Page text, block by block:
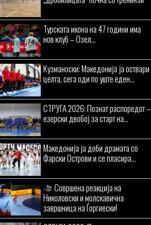
Турската икона на 47 години има
нов клуб – Озел...
Кузманоски: Македонија ја оствари
целта, сега оди по уште еден...
СТРУГА 2026: Познат распоредот –
езерски двобој за старт на...
Македонија ја доби драмата со
Фарски Острови и се пласира...
Совршена реакција на
Николовски и молскавична
завршница на Ѓоргиески!